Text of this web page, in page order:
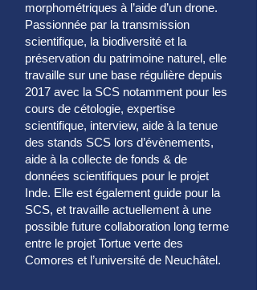
morphométriques à l’aide d’un drone.
Passionnée par la transmission
scientifique, la biodiversité et la
préservation du patrimoine naturel, elle
travaille sur une base régulière depuis
2017 avec la SCS notamment pour les
cours de cétologie, expertise
scientifique, interview, aide à la tenue
des stands SCS lors d’évènements,
aide à la collecte de fonds & de
données scientifiques pour le projet
Inde. Elle est également guide pour la
SCS, et travaille actuellement à une
possible future collaboration long terme
entre le projet Tortue verte des
Comores et l’université de Neuchâtel.